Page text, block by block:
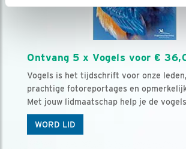
Ontvang 5 x Vogels voor €
Vogels is het tijdschrift voor onze
prachtige fotoreportages en
Met jouw lidmaatschap help je de
WORD LID